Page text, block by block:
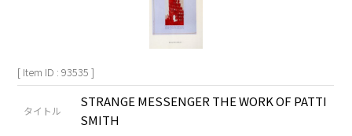
[ Item ID : 93535 ]
タイトル
STRANGE MESSENGER THE WORK OF PATTI
SMITH